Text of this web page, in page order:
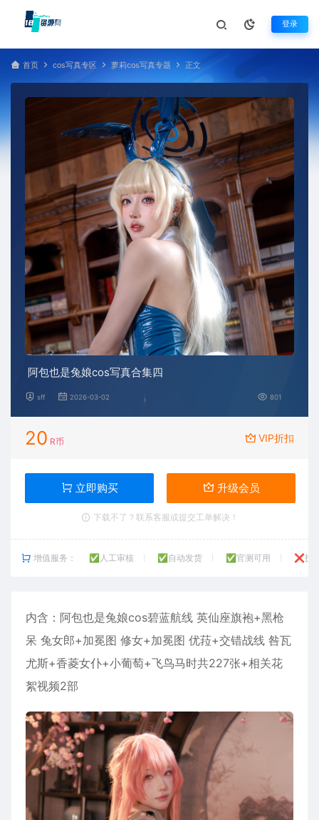
登录
首页 cos写真专区 萝莉cos写真专题 正文
阿包也是兔娘cos写真合集四
sff 2026-03-02 801
20 R币 VIP折扣
立即购买 升级会员
下载不了？联系客服或提交工单解决！
增值服务： ✅人工审核 ✅自动发货 ✅官测可用 ❌技
内含： 阿包也是兔娘cos碧蓝航线 英仙座旗袍+黑枪
呆 兔女郎+加冕图 修女+加冕图 优菈+交错战线 咎瓦
尤斯+香菱女仆+小葡萄+飞鸟马时共227张+相关花
絮视频2部